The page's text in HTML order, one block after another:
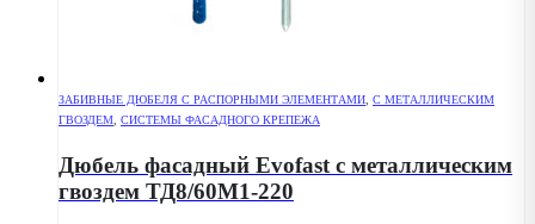
ЗАБИВНЫЕ ДЮБЕЛЯ С РАСПОРНЫМИ ЭЛЕМЕНТАМИ, С МЕТАЛЛИЧЕСКИМ
ГВОЗДЕМ, СИСТЕМЫ ФАСАДНОГО КРЕПЕЖА
Дюбель фасадный Evofast с металлическим
гвоздем ТД8/60М1-220